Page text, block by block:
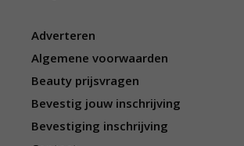
Adverteren
Algemene voorwaarden
Beauty prijsvragen
Bevestig jouw inschrijving
Bevestiging inschrijving